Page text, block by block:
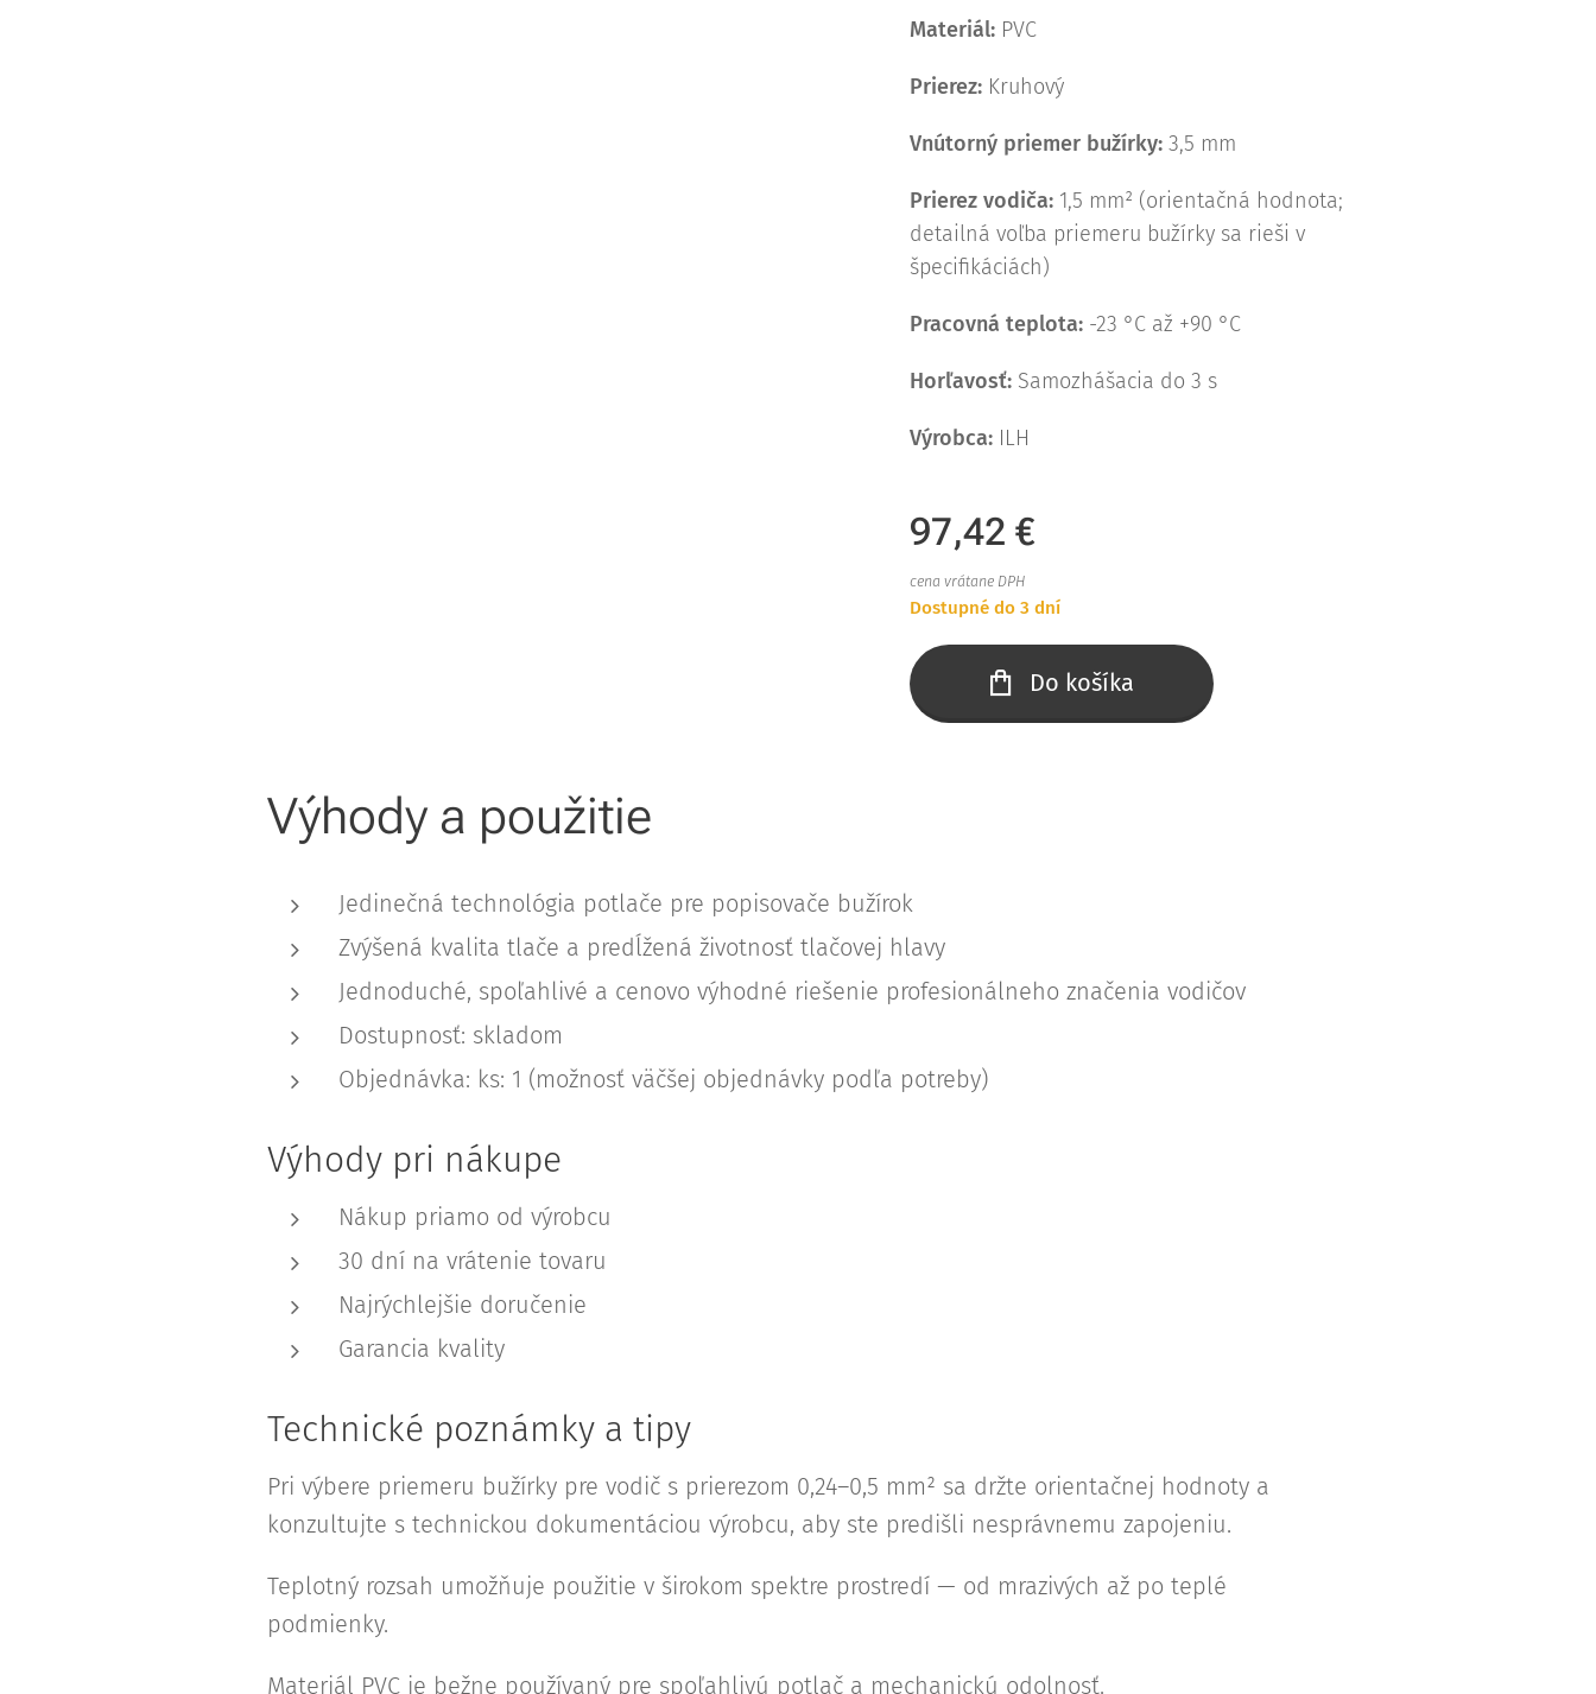
Materiál: PVC
Prierez: Kruhový
Vnútorný priemer bužírky: 3,5 mm
Prierez vodiča: 1,5 mm² (orientačná hodnota;
detailná voľba priemeru bužírky sa rieši v
špecifikáciách)
Pracovná teplota: -23 °C až +90 °C
Horľavosť: Samozhášacia do 3 s
Výrobca: ILH
97,42 €
cena vrátane DPH
Dostupné do 3 dní
Do košíka
Výhody a použitie
Jedinečná technológia potlače pre popisovače bužírok
Zvýšená kvalita tlače a predĺžená životnosť tlačovej hlavy
Jednoduché, spoľahlivé a cenovo výhodné riešenie profesionálneho značenia vodičov
Dostupnosť: skladom
Objednávka: ks: 1 (možnosť väčšej objednávky podľa potreby)
Výhody pri nákupe
Nákup priamo od výrobcu
30 dní na vrátenie tovaru
Najrýchlejšie doručenie
Garancia kvality
Technické poznámky a tipy
Pri výbere priemeru bužírky pre vodič s prierezom 0,24–0,5 mm² sa držte orientačnej hodnoty a
konzultujte s technickou dokumentáciou výrobcu, aby ste predišli nesprávnemu zapojeniu.
Teplotný rozsah umožňuje použitie v širokom spektre prostredí — od mrazivých až po teplé
podmienky.
Materiál PVC je bežne používaný pre spoľahlivú potlač a mechanickú odolnosť.